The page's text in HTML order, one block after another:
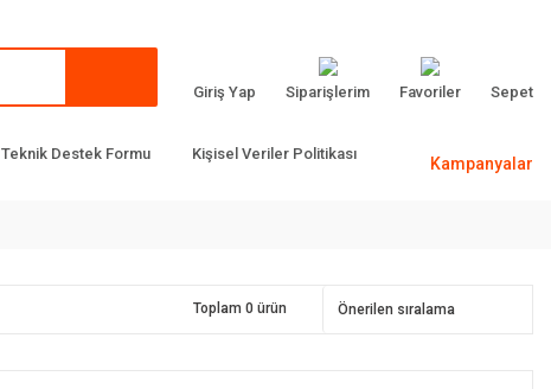
Giriş Yap Siparişlerim Favoriler Sepet
Teknik Destek Formu
Kişisel Veriler Politikası
Kampanyalar
Toplam 0 ürün